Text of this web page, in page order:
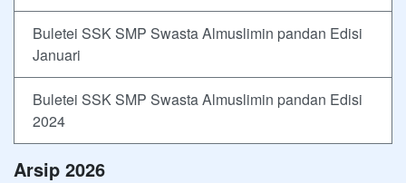
Buletei SSK SMP Swasta Almuslimin pandan Edisi
Januari
Buletei SSK SMP Swasta Almuslimin pandan Edisi
2024
Arsip 2026